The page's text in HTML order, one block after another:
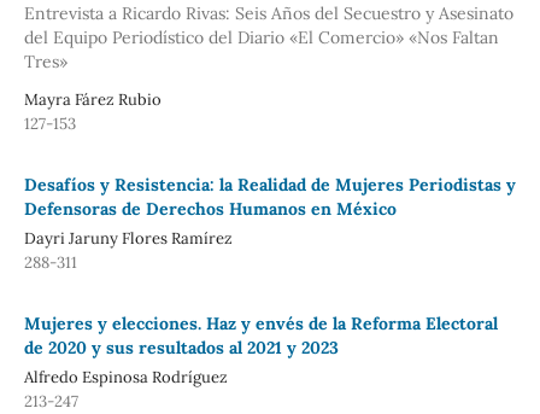
Entrevista a Ricardo Rivas: Seis Años del Secuestro y Asesinato
del Equipo Periodístico del Diario «El Comercio» «Nos Faltan
Tres»
Mayra Fárez Rubio
127-153
Desafíos y Resistencia: la Realidad de Mujeres Periodistas y
Defensoras de Derechos Humanos en México
Dayri Jaruny Flores Ramírez
288-311
Mujeres y elecciones. Haz y envés de la Reforma Electoral
de 2020 y sus resultados al 2021 y 2023
Alfredo Espinosa Rodríguez
213-247